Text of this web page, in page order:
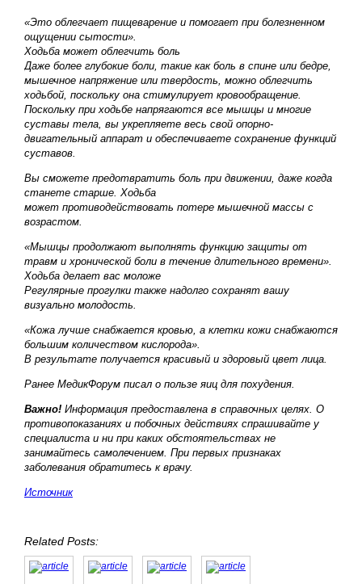
«Это облегчает пищеварение и помогает при болезненном
ощущении сытости».
Ходьба может облегчить боль
Даже более глубокие боли, такие как боль в спине или бедре,
мышечное напряжение или твердость, можно облегчить
ходьбой, поскольку она стимулирует кровообращение.
Поскольку при ходьбе напрягаются все мышцы и многие
суставы тела, вы укрепляете весь свой опорно-
двигательный аппарат и обеспечиваете сохранение функций
суставов.
Вы сможете предотвратить боль при движении, даже когда
станете старше. Ходьба
может противодействовать потере мышечной массы с
возрастом.
«Мышцы продолжают выполнять функцию защиты от
травм и хронической боли в течение длительного времени».
Ходьба делает вас моложе
Регулярные прогулки также надолго сохранят вашу
визуально молодость.
«Кожа лучше снабжается кровью, а клетки кожи снабжаются
большим количеством кислорода».
В результате получается красивый и здоровый цвет лица.
Ранее МедикФорум писал о пользе яиц для похудения.
Важно! Информация предоставлена в справочных целях. О
противопоказаниях и побочных действиях спрашивайте у
специалиста и ни при каких обстоятельствах не
занимайтесь самолечением. При первых признаках
заболевания обратитесь к врачу.
Источник
Related Posts: